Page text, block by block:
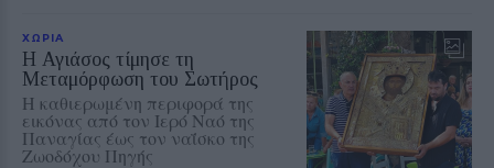
ΧΩΡΙΑ
Η Αγιάσος τίμησε τη
Μεταμόρφωση του Σωτήρος
Η καθιερωμένη περιφορά της
εικόνας από τον Ιερό Ναό της
Παναγίας έως τον ναΐσκο της
Ζωοδόχου Πηγής